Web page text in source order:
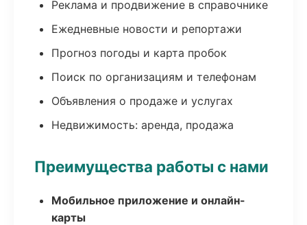
Реклама и продвижение в справочнике
Ежедневные новости и репортажи
Прогноз погоды и карта пробок
Поиск по организациям и телефонам
Объявления о продаже и услугах
Недвижимость: аренда, продажа
Преимущества работы с нами
Мобильное приложение и онлайн-
карты